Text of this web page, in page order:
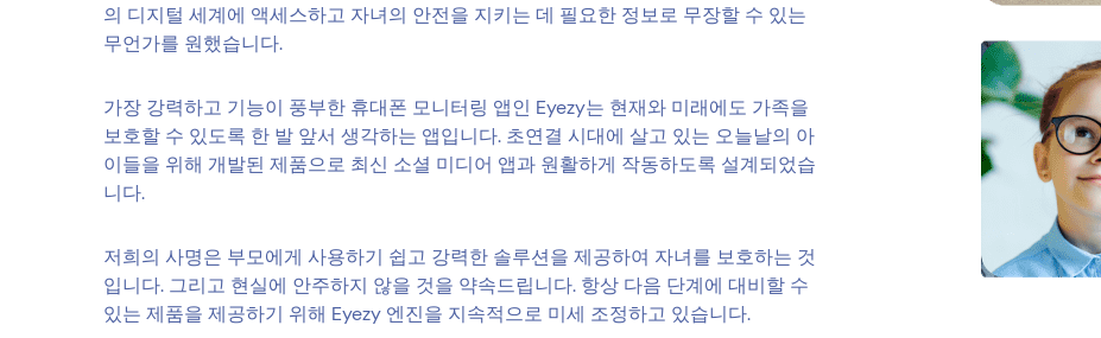
의 디지털 세계에 액세스하고 자녀의 안전을 지키는 데 필요한 정보로 무장할 수 있는
무언가를 원했습니다.
가장 강력하고 기능이 풍부한 휴대폰 모니터링 앱인 Eyezy는 현재와 미래에도 가족을
보호할 수 있도록 한 발 앞서 생각하는 앱입니다. 초연결 시대에 살고 있는 오늘날의 아
이들을 위해 개발된 제품으로 최신 소셜 미디어 앱과 원활하게 작동하도록 설계되었습
니다.
저희의 사명은 부모에게 사용하기 쉽고 강력한 솔루션을 제공하여 자녀를 보호하는 것
입니다. 그리고 현실에 안주하지 않을 것을 약속드립니다. 항상 다음 단계에 대비할 수
있는 제품을 제공하기 위해 Eyezy 엔진을 지속적으로 미세 조정하고 있습니다.